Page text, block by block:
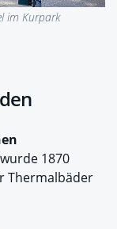
im Kurpark
1870
Thermalbäder